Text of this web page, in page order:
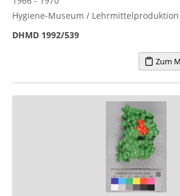
Hygiene-Museum / Lehrmittelproduktion
DHMD 1992/539
Zum